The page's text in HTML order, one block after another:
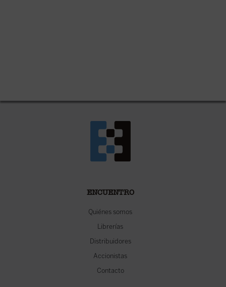
ENCUENTRO
Quiénes somos
Librerías
Distribuidores
Accionistas
Contacto